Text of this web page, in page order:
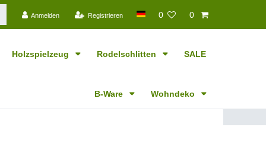
Anmelden
Registrieren 0 0
Holzspielzeug Rodelschlitten SALE
B-Ware Wohndeko